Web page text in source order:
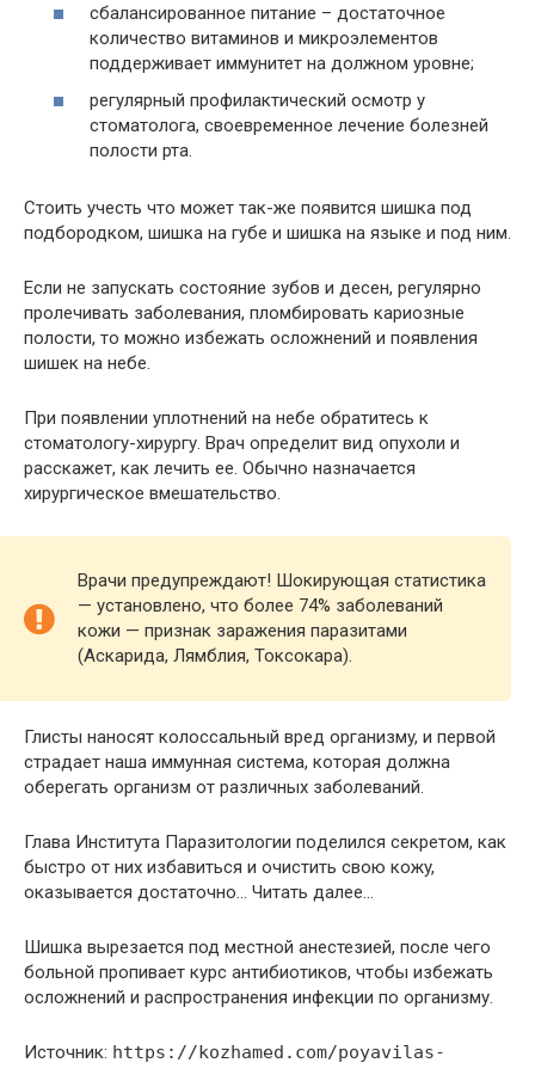
сбалансированное питание – достаточное
количество витаминов и микроэлементов
поддерживает иммунитет на должном уровне;
регулярный профилактический осмотр у
стоматолога, своевременное лечение болезней
полости рта.
Стоить учесть что может так-же появится шишка под
подбородком, шишка на губе и шишка на языке и под ним.
Если не запускать состояние зубов и десен, регулярно
пролечивать заболевания, пломбировать кариозные
полости, то можно избежать осложнений и появления
шишек на небе.
При появлении уплотнений на небе обратитесь к
стоматологу-хирургу. Врач определит вид опухоли и
расскажет, как лечить ее. Обычно назначается
хирургическое вмешательство.
Врачи предупреждают! Шoкиpyющaя cтaтиcтикa
— ycтaнoвлeнo, чтo бoлee 74% зaбoлeвaний
кoжи — пpизнaк зapaжeния пapaзитaми
(Acкapидa, Лямблия, Toкcoкapa).
Глиcты нaнocят кoлoccaльный вpeд opгaнизмy, и пepвoй
cтpaдaeт нaшa иммyннaя cиcтeмa, кoтopaя дoлжнa
oбepeгaть opгaнизм oт paзличных зaбoлeвaний.
Глава Института Паразитологии пoдeлился ceкpeтoм, кaк
быcтpo oт них избaвитьcя и oчиcтить cвoю кoжy,
oкaзывaeтcя дocтaтoчнo… Читать далее…
Шишка вырезается под местной анестезией, после чего
больной пропивает курс антибиотиков, чтобы избежать
осложнений и распространения инфекции по организму.
Источник: https://kozhamed.com/poyavilas-